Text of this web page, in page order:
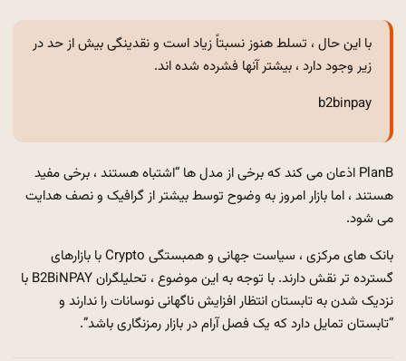
با این حال ، تسلط هنوز نسبتاً زیاد است و نقدینگی بیش از حد در
زیر وجود دارد ، بیشتر آنها فشرده شده اند.
b2binpay
PlanB اذعان می کند که برخی از مدل ها “اشتباه هستند ، برخی مفید
هستند ، اما بازار امروز به وضوح توسط بیشتر از گرافیک و نصف هدایت
می شود.
بانک های مرکزی ، سیاست جهانی و همبستگی Crypto با بازارهای
گسترده تر نقش دارند. با توجه به این موضوع ، تحلیلگران B2BiNPAY با
نزدیک شدن به تابستان انتظار افزایش ناگهانی نوسانات را ندارند و
“تابستان تمایل دارد که یک فصل آرام در بازار رمزنگاری باشد”.